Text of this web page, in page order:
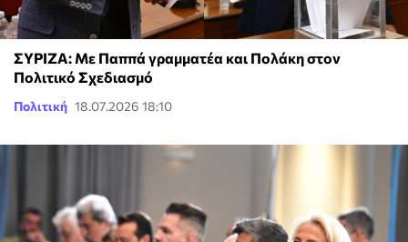
ΣΥΡΙΖΑ: Με Παππά γραμματέα και Πολάκη στον
Πολιτικό Σχεδιασμό
Πολιτική 18.07.2026 18:10